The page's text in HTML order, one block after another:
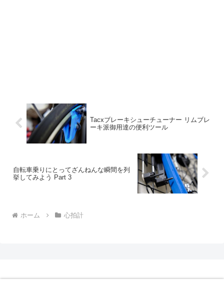
Tacxブレーキシューチューナー リムブレ
ーキ派御用達の便利ツール
自転車乗りにとってざんねんな瞬間を列
挙してみよう Part 3
ホーム 心拍計